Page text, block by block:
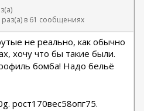
в 61 сообщениях
не реально, как обычно
хочу что бы такие были.
бомба! Надо бельё
рост170вес58опг75.